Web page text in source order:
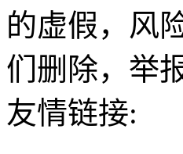
的虚假，风
们删除，举
友情链接: